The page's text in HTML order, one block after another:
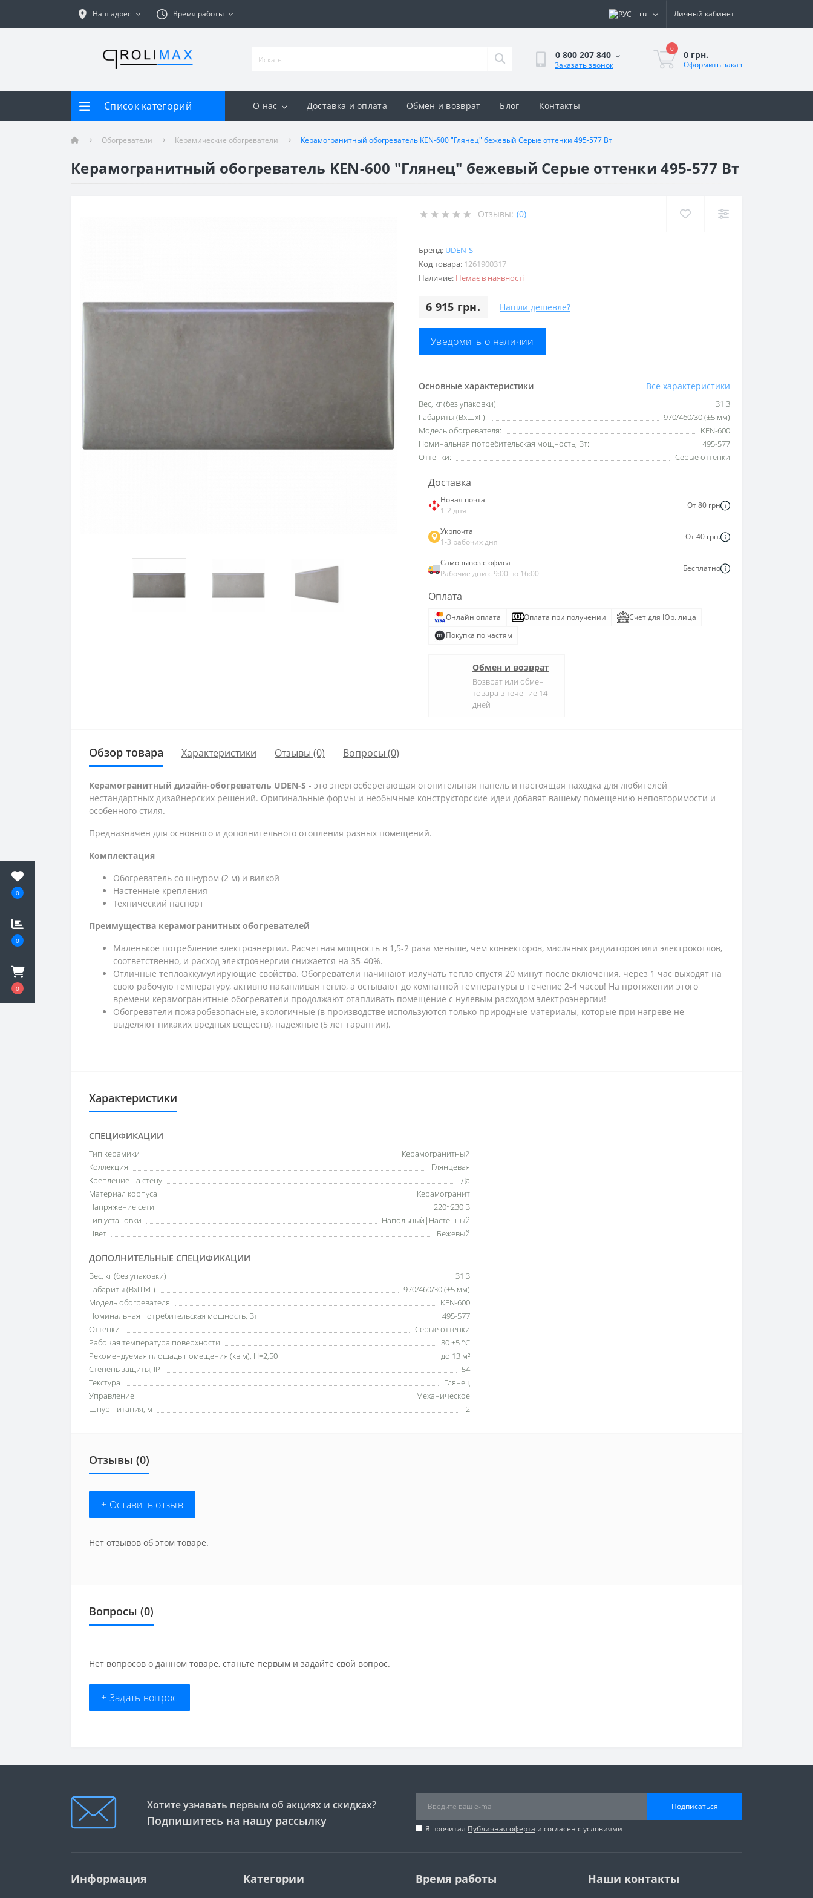
0
0
0
Наш адрес Время работы ru Личный кабинет
0 800 207 840
Заказать звонок
0
0 грн.
Оформить заказ
Список категорий О нас Доставка и оплата Обмен и возврат Блог Контакты
Обогреватели Керамические обогреватели Керамогранитный обогреватель KEN-600 "Глянец" бежевый Серые оттенки 495-577 Вт
Керамогранитный обогреватель KEN-600 "Глянец" бежевый Серые оттенки 495-577 Вт
Отзывы: (0)
Бренд: UDEN-S
Код товара: 1261900317
Наличие: Немає в наявності
6 915 грн. Нашли дешевле?
Уведомить о наличии
Основные характеристики Все характеристики
Вес, кг (без упаковки):
31.3
Габариты (ВхШхГ):
970/460/30 (±5 мм)
Модель обогревателя:
KEN-600
Номинальная потребительская мощность, Вт:
495-577
Оттенки:
Серые оттенки
Доставка
Новая почта
1-2 дня
От 80 грн
Укрпочта
1-3 рабочих дня
От 40 грн.
Самовывоз с офиса
Рабочие дни с 9:00 по 16:00
Бесплатно
Оплата
Онлайн оплата Оплата при получении
Счет для Юр. лица
Покупка по частям
Обмен и возврат
Возврат или обмен
товара в течение 14
дней
Обзор товара Характеристики Отзывы (0) Вопросы (0)
Керамогранитный дизайн-обогреватель UDEN-S - это энергосберегающая отопительная панель и настоящая находка для любителей
нестандартных дизайнерских решений. Оригинальные формы и необычные конструкторские идеи добавят вашему помещению неповторимости и
особенного стиля.
Предназначен для основного и дополнительного отопления разных помещений.
Комплектация
Обогреватель со шнуром (2 м) и вилкой
Настенные крепления
Технический паспорт
Преимущества керамогранитных обогревателей
Маленькое потребление электроэнергии. Расчетная мощность в 1,5-2 раза меньше, чем конвекторов, масляных радиаторов или электрокотлов,
соответственно, и расход электроэнергии снижается на 35-40%.
Отличные теплоаккумулирующие свойства. Обогреватели начинают излучать тепло спустя 20 минут после включения, через 1 час выходят на
свою рабочую температуру, активно накапливая тепло, а остывают до комнатной температуры в течение 2-4 часов! На протяжении этого
времени керамогранитные обогреватели продолжают отапливать помещение с нулевым расходом электроэнергии!
Обогреватели пожаробезопасные, экологичные (в производстве используются только природные материалы, которые при нагреве не
выделяют никаких вредных веществ), надежные (5 лет гарантии).
Характеристики
СПЕЦИФИКАЦИИ
Тип керамики
Керамогранитный
Коллекция
Глянцевая
Крепление на стену
Да
Материал корпуса
Керамогранит
Напряжение сети
220~230 В
Тип установки
Напольный|Настенный
Цвет
Бежевый
ДОПОЛНИТЕЛЬНЫЕ СПЕЦИФИКАЦИИ
Вес, кг (без упаковки)
31.3
Габариты (ВхШхГ)
970/460/30 (±5 мм)
Модель обогревателя
KEN-600
Номинальная потребительская мощность, Вт
495-577
Оттенки
Серые оттенки
Рабочая температура поверхности
80 ±5 °С
Рекомендуемая площадь помещения (кв.м), H=2,50
до 13 м²
Степень защиты, IP
54
Текстура
Глянец
Управление
Механическое
Шнур питания, м
2
Отзывы (0)
+ Оставить отзыв
Нет отзывов об этом товаре.
Вопросы (0)
Нет вопросов о данном товаре, станьте первым и задайте свой вопрос.
+ Задать вопрос
Хотите узнавать первым об акциях и скидках?
Подпишитесь на нашу рассылку
Подписаться
Я прочитал Публичная оферта и согласен с условиями
Информация Категории Время работы Наши контакты